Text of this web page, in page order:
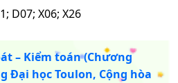
D07; X06; X26
– Kiểm toán (Chương
Đại học Toulon, Cộng hòa